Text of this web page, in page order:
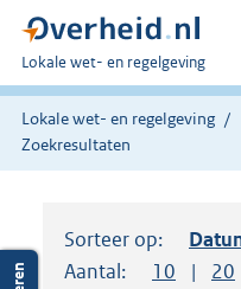
U
bent
hier:
Lokale wet- en regelgeving
Lokale wet- en regelgeving
Zoekresultaten
Sorteer op:
Aantal:
Toon
10 20